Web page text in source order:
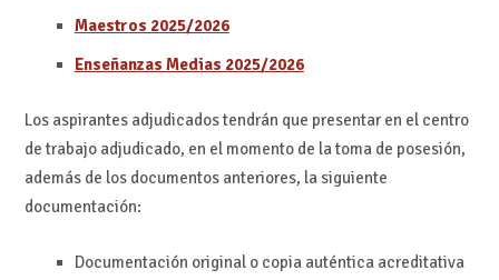
Maestros 2025/2026
Enseñanzas Medias 2025/2026
Los aspirantes adjudicados tendrán que presentar en el centro
de trabajo adjudicado, en el momento de la toma de posesión,
además de los documentos anteriores, la siguiente
documentación:
Documentación original o copia auténtica acreditativa